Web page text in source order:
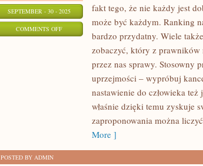
SEPTEMBER - 30 - 2025
COMMENTS OFFON
TRAKTUJĄCE
fakt tego, że nie każdy jest
może być każdym. Ranking
bardzo przydatny. Wiele
zobaczyć, który z prawników
przez nas sprawy. Stosowny
uprzejmości – wypróbuj
nastawienie do człowieka
właśnie dzięki temu zyskuje
zaproponowania można
More ]
POSTED BY ADMIN